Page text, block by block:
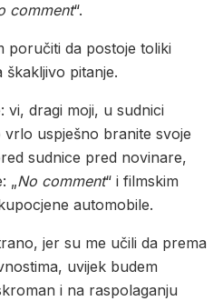
comment“.
poručiti da postoje toliki
pitanje.
vi, dragi moji, u sudnici
uspješno branite svoje
sudnice pred novinare,
„No comment“ i filmskim
automobile.
jer su me učili da prema
uvijek budem
i na raspolaganju